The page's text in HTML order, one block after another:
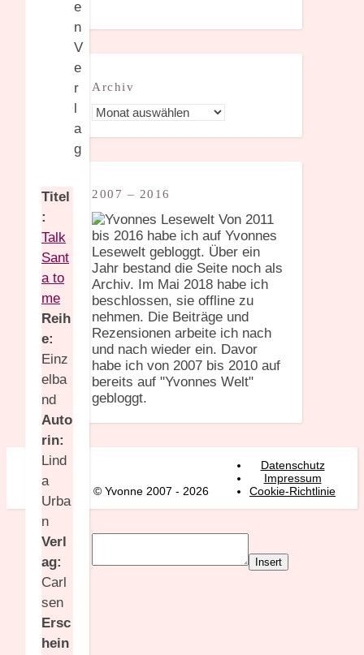
Titel
:
Talk
Sant
a to
me
Reih
e:
Einz
elba
nd
Auto
rin:
Lind
a
Urba
n
Verl
ag:
Carl
sen
Ersc
hein
Archiv
Archiv
2007 – 2016
Von 2011
bis 2016 habe ich auf Yvonnes
Lesewelt gebloggt. Über ein
Jahr bestand die Seite noch als
Archiv. Im Mai 2018 habe ich
beschlossen, sie offline zu
nehmen. Die Beiträge und
Rezensionen arbeite ich nach
und nach wieder ein. Davor
habe ich von 2007 bis 2010 auf
bereits auf "Yvonnes Welt"
gebloggt.
© Yvonne 2007 - 2026
Datenschutz
Impressum
Cookie-Richtlinie
Insert